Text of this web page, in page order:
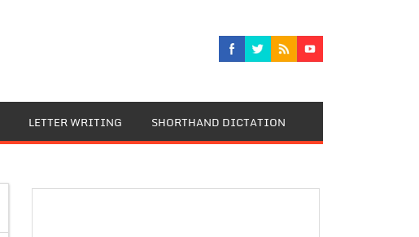
LETTER WRITING SHORTHAND DICTATION